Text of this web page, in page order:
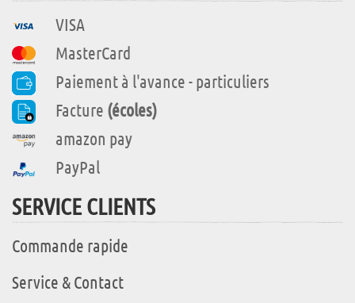
VISA
MasterCard
Paiement à l'avance - particuliers
Facture (écoles)
amazon pay
PayPal
SERVICE CLIENTS
Commande rapide
Service & Contact